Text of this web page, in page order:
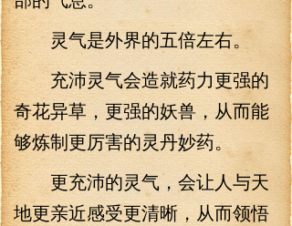
灵气是外界的五倍左右。
充沛灵气会造就药力更强的
奇花异草，更强的妖兽，从而能
够炼制更厉害的灵丹妙药。
更充沛的灵气，会让人与天
地更亲近感受更清晰，从而领悟